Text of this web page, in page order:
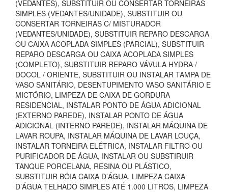
(VEDANTES), SUBSTITUIR OU CONSERTAR TORNEIRAS
SIMPLES (VEDANTES/UNIDADE), SUBSTITUIR OU
CONSERTAR TORNEIRAS C/ MISTURADOR
(VEDANTES/UNIDADE), SUBSTITUIR REPARO DESCARGA
OU CAIXA ACOPLADA SIMPLES (PARCIAL), SUBSTITUIR
REPARO DESCARGA OU CAIXA ACOPLADA SIMPLES
(COMPLETO), SUBSTITUIR REPARO VÁVULA HYDRA /
DOCOL / ORIENTE, SUBSTITUIR OU INSTALAR TAMPA DE
VASO SANITÁRIO, DESENTUPIMENTO VASO SANITÁRIO E
MICTÓRIO, LIMPEZA DE CAIXA DE GORDURA
RESIDENCIAL, INSTALAR PONTO DE ÁGUA ADICIONAL
(EXTERNO PAREDE), INSTALAR PONTO DE ÁGUA
ADICIONAL (INTERNO PAREDE), INSTALAR MÁQUINA DE
LAVAR ROUPA, INSTALAR MÁQUINA DE LAVAR LOUÇA,
INSTALAR TORNEIRA ELÉTRICA, INSTALAR FILTRO OU
PURIFICADOR DE ÁGUA, INSTALAR OU SUBSTIRUIR
TANQUE PORCELANA, RESINA OU PLÁSTICO,
SUBSTITUIR BÓIA CAIXA D’ÁGUA, LIMPEZA CAIXA
D’ÁGUA TELHADO SIMPLES ATÉ 1.000 LITROS, LIMPEZA